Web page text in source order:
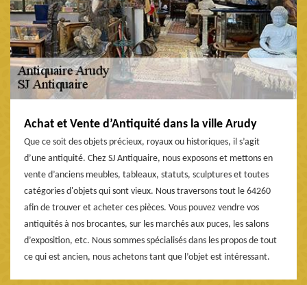
Achat et Vente d’Antiquité dans la ville Arudy
Que ce soit des objets précieux, royaux ou historiques, il s’agit
d’une antiquité. Chez SJ Antiquaire, nous exposons et mettons en
vente d’anciens meubles, tableaux, statuts, sculptures et toutes
catégories d'objets qui sont vieux. Nous traversons tout le 64260
afin de trouver et acheter ces pièces. Vous pouvez vendre vos
antiquités à nos brocantes, sur les marchés aux puces, les salons
d’exposition, etc. Nous sommes spécialisés dans les propos de tout
ce qui est ancien, nous achetons tant que l’objet est intéressant.